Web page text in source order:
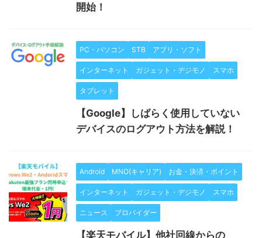
開始！
PC・パソコン STB アプリ・ソフト
インターネット ガジェット・デジモノ スマホ
タブレット
【Google】しばらく使用していない
デバイスのログアウト方法を解説！
Android MNO(キャリア) お金・決済・ポイント
インターネット ガジェット・デジモノ スマホ
ニュース プロバイダー
【楽天モバイル】他社回線からの